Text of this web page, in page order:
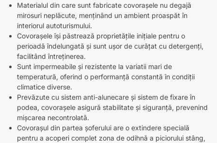
Materialul din care sunt fabricate covorașele nu degajă
mirosuri neplăcute, menținând un ambient proaspăt în
interiorul autoturismului.
Covorașele își păstrează proprietățile inițiale pentru o
perioadă îndelungată și sunt ușor de curățat cu detergenți,
facilitând întreținerea.
Sunt impermeabile și rezistente la variatii mari de
temperatură, oferind o performanță constantă în condiții
climatice diverse.
Prevăzute cu sistem anti-alunecare și sistem de fixare în
podea, covorașele asigură stabilitate și siguranță, prevenind
mișcarea necontrolată.
Covorașul din partea șoferului are o extindere specială
pentru a acoperi complet zona de odihnă a piciorului stâng,